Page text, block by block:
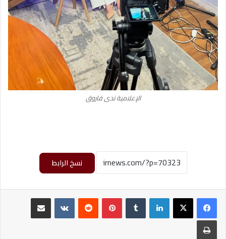
الإعلامية ندى فاروق
نسخ الرابط
لينكدإن بينتيريست
طباعة